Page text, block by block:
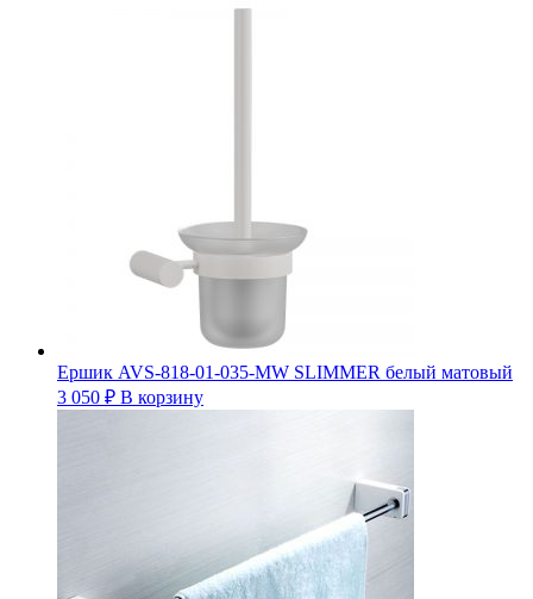
Ершик AVS-818-01-035-MW SLIMMER белый матовый
3 050 ₽ В корзину